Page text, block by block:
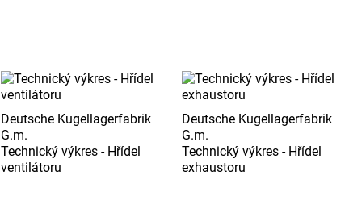
Deutsche Kugellagerfabrik
G.m.
Technický výkres - Hřídel
ventilátoru
Deutsche Kugellagerfabrik
G.m.
Technický výkres - Hřídel
exhaustoru